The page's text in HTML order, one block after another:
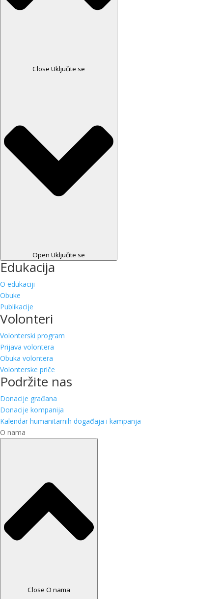
Close Uključite se
Open Uključite se
Edukacija
O edukaciji
Obuke
Publikacije
Volonteri
Volonterski program
Prijava volontera
Obuka volontera
Volonterske priče
Podržite nas
Donacije građana
Donacije kompanija
Kalendar humanitarnih događaja i kampanja
O nama
Close O nama